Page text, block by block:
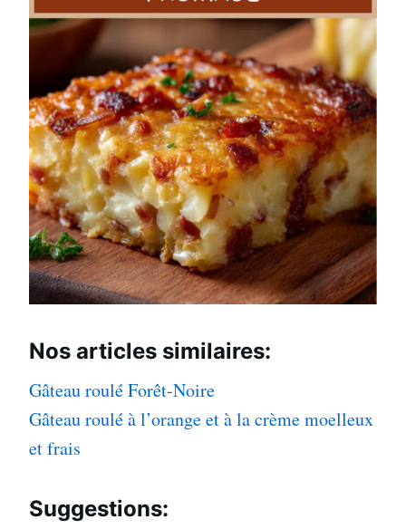
Nos articles similaires:
Gâteau roulé Forêt-Noire
Gâteau roulé à l’orange et à la crème moelleux
et frais
Suggestions: